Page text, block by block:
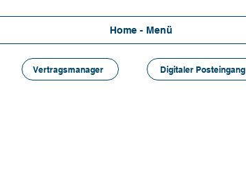
Vertragsmanager Digitaler Posteingang
Home - Menü